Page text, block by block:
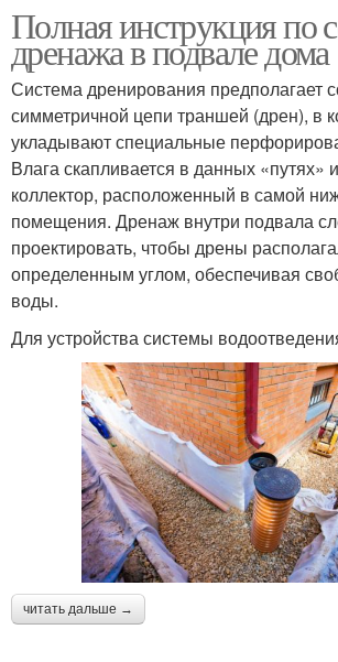
Полная инструкция по
дренажа в подвале дома
Система дренирования предполагает
симметричной цепи траншей (дрен), в
укладывают специальные
Влага скапливается в данных «путях»
коллектор, расположенный в самой
помещения. Дренаж внутри подвала
проектировать, чтобы дрены
определенным углом, обеспечивая
воды.
Для устройства системы
читать дальше →